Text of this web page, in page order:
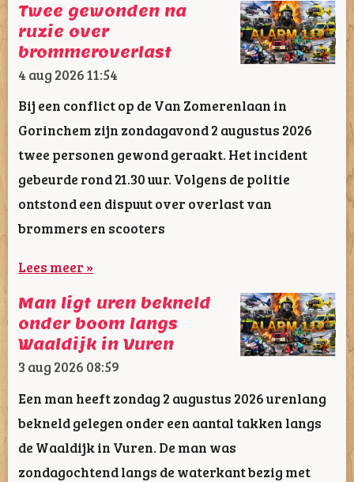
Twee gewonden na
ruzie over
brommeroverlast
4 aug 202611:54
Bij een conflict op de Van Zomerenlaan in
Gorinchem zijn zondagavond 2 augustus 2026
twee personen gewond geraakt. Het incident
gebeurde rond 21.30 uur. Volgens de politie
ontstond een dispuut over overlast van
brommers en scooters
Lees meer »
Man ligt uren bekneld
onder boom langs
Waaldijk in Vuren
3 aug 2026 08:59
Een man heeft zondag 2 augustus 2026 urenlang
bekneld gelegen onder een aantal takken langs
de Waaldijk in Vuren. De man was
zondagochtend langs de waterkant bezig met